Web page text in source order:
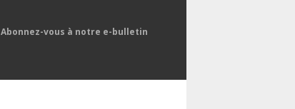
Abonnez-vous à notre e-bulletin